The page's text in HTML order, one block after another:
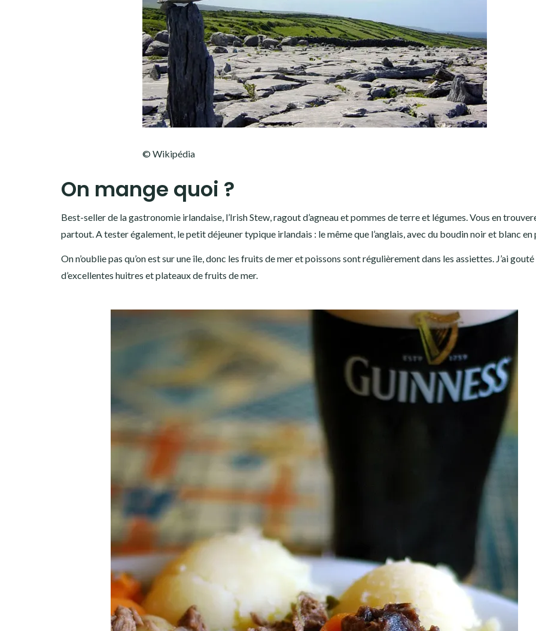
© Wikipédia
On mange quoi ?
Best-seller de la gastronomie irlandaise, l’Irish Stew, ragout d’agneau et pommes de terre et légumes. Vous en
partout. A tester également, le petit déjeuner typique irlandais : le même que l’anglais, avec du boudin noir et blanc en
On n’oublie pas qu’on est sur une île, donc les fruits de mer et poissons sont régulièrement dans les assiettes. J’ai gouté
d’excellentes huitres et plateaux de fruits de mer.